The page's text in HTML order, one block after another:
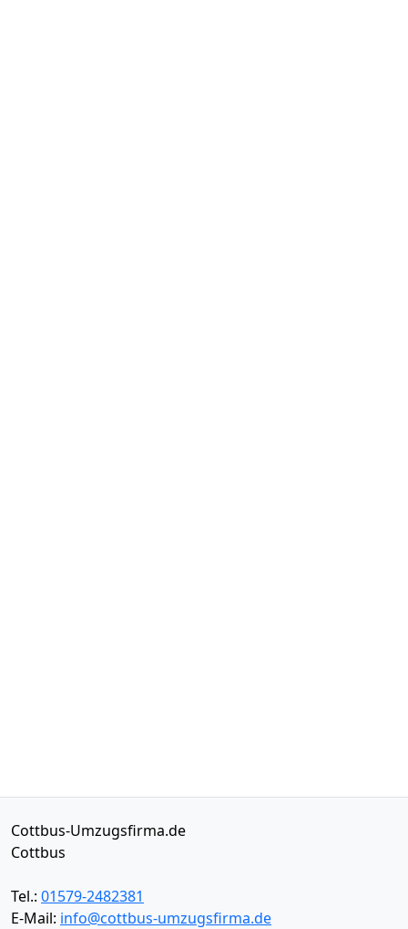
Cottbus-Umzugsfirma.de
Cottbus
Tel.: 01579-2482381
E-Mail: info@cottbus-umzugsfirma.de